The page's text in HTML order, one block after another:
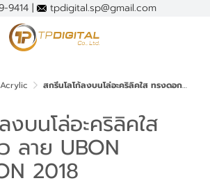
9414 | tpdigital.sp@gmail.com
สกรีนโลโก้ลงบนโล่อะคริลิคใส ทรงดอกบัว ลาย UBON MARATHON 2018
งบนโล่อะคริลิคใส
ลาย UBON
2018